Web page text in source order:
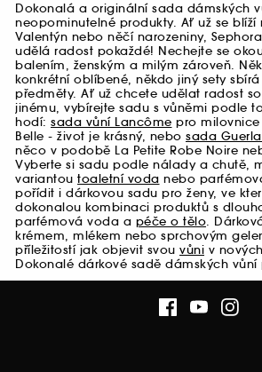
Dokonalá a originální sada dámských
neopominutelné produkty. Ať už se blíží
Valentýn nebo něčí narozeniny,
udělá radost pokaždé! Nechejte se
balením, ženským a milým zároveň.
konkrétní oblíbené, někdo jiný sety
předměty. Ať už chcete udělat radost
jinému, vybírejte sadu s vůněmi podle
hodí: sada vůní Lancôme pro milovnice
Belle - život je krásný, nebo sada
něco v podobě La Petite Robe Noire
Vyberte si sadu podle nálady a chutě,
variantou toaletní voda nebo
pořídit i dárkovou sadu pro ženy, ve
dokonalou kombinaci produktů s
parfémová voda a péče o tělo.
krémem, mlékem nebo sprchovým
příležitostí jak objevit svou vůni v
Dokonalé dárkové sadě dámských